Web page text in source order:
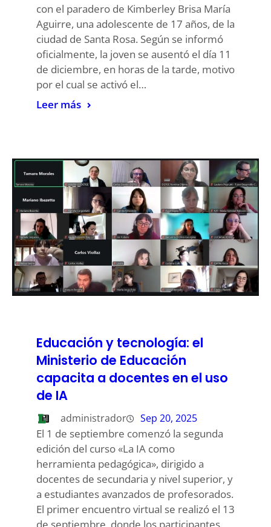
con el paradero de Kimberley Brisa María
Aguirre, una adolescente de 17 años, de la
ciudad de Santa Rosa. Según se informó
oficialmente, la joven se ausentó el día 11
de diciembre, en horas de la tarde, motivo
por el cual se activó el…
Leer más
Educación y tecnología: el
Ministerio de Educación
capacita a docentes en el uso
de IA
administrador Sep 20, 2025
El 1 de septiembre comenzó la segunda
edición del curso «La IA como
herramienta pedagógica», dirigido a
docentes de secundaria y nivel superior, y
a estudiantes avanzados de profesorados.
El primer encuentro virtual se realizó el 13
de septiembre, donde los participantes